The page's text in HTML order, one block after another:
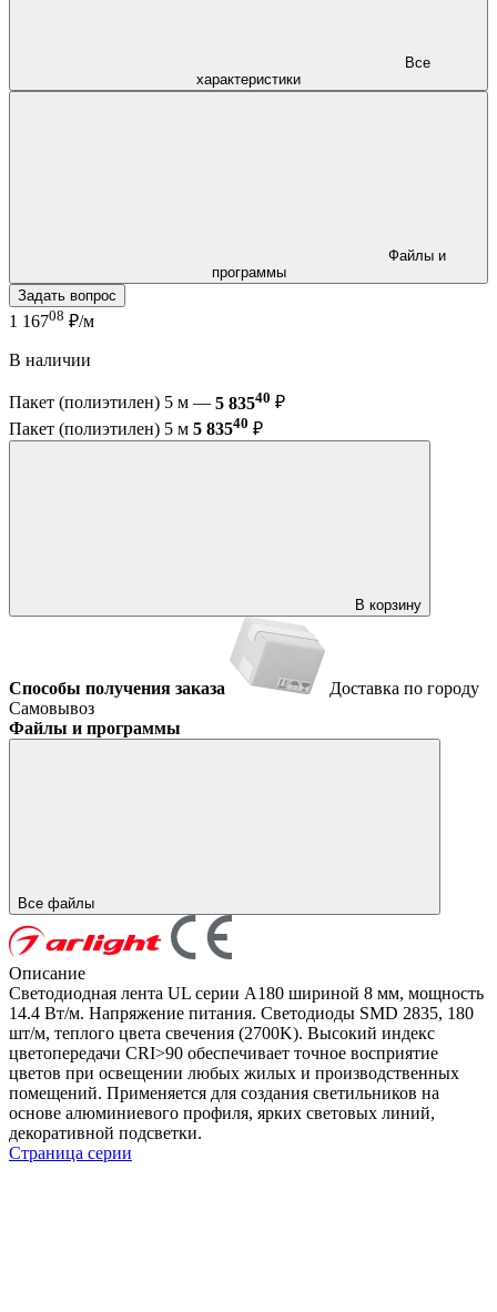
характеристики
программы
Задать вопрос
1 16708 ₽/м
В наличии
Пакет (полиэтилен) 5 м — 5 83540 ₽
Пакет (полиэтилен) 5 м 5 83540 ₽
В корзину
Способы получения заказа
Доставка по городу
Самовывоз
Файлы и программы
Все файлы
Описание
Светодиодная лента UL серии A180 шириной 8 мм, мощность
14.4 Вт/м. Напряжение питания. Светодиоды SMD 2835, 180
шт/м, теплого цвета свечения (2700K). Высокий индекс
цветопередачи CRI>90 обеспечивает точное восприятие
цветов при освещении любых жилых и производственных
помещений. Применяется для создания светильников на
основе алюминиевого профиля, ярких световых линий,
декоративной подсветки.
Страница серии